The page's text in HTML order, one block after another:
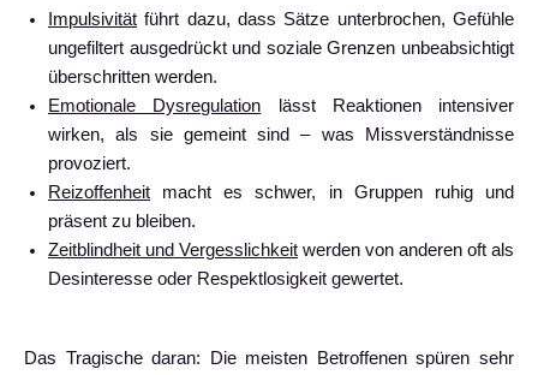
Impulsivität führt dazu, dass Sätze unterbrochen, Gefühle
ungefiltert ausgedrückt und soziale Grenzen unbeabsichtigt
überschritten werden.
Emotionale Dysregulation lässt Reaktionen intensiver
wirken, als sie gemeint sind – was Missverständnisse
provoziert.
Reizoffenheit macht es schwer, in Gruppen ruhig und
präsent zu bleiben.
Zeitblindheit und Vergesslichkeit werden von anderen oft als
Desinteresse oder Respektlosigkeit gewertet.
Das Tragische daran: Die meisten Betroffenen spüren sehr